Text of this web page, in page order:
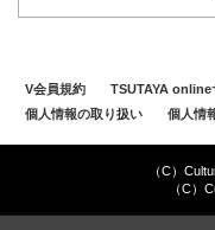
V会員規約
TSUTAYA online
個人情報の取り扱い
個人情
（C）
（C）